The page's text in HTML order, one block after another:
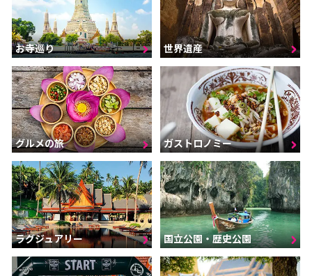
お寺巡り 世界遺産
グルメの旅 ガストロノミー
ラグジュアリー 国立公園・歴史公園